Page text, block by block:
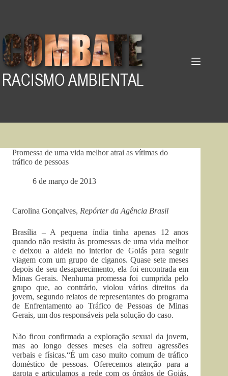
Promessa de uma vida melhor atrai as vítimas do
tráfico de pessoas
6 de março de 2013
Carolina Gonçalves, Repórter da Agência Brasil
Brasília – A pequena índia tinha apenas 12 anos
quando não resistiu às promessas de uma vida melhor
e deixou a aldeia no interior de Goiás para seguir
viagem com um grupo de ciganos. Quase sete meses
depois de seu desaparecimento, ela foi encontrada em
Minas Gerais. Nenhuma promessa foi cumprida pelo
grupo que, ao contrário, violou vários direitos da
jovem, segundo relatos de representantes do programa
de Enfrentamento ao Tráfico de Pessoas de Minas
Gerais, um dos responsáveis pela solução do caso.
Não ficou confirmada a exploração sexual da jovem,
mas ao longo desses meses ela sofreu agressões
verbais e físicas.“É um caso muito comum de tráfico
doméstico de pessoas. Oferecemos atenção para a
garota e articulamos a rede com os órgãos de Goiás,